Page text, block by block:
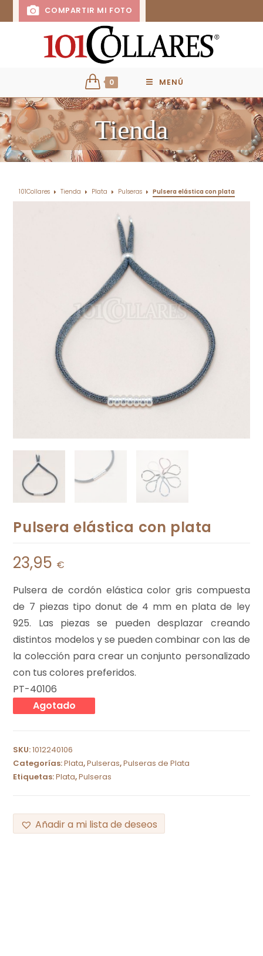
COMPARTIR MI FOTO
0 MENÚ
Tienda
101Collares Tienda Plata Pulseras Pulsera elástica con plata
Pulsera elástica con plata
23,95 €
Pulsera de cordón elástica color gris compuesta
de 7 piezas tipo donut de 4 mm en plata de ley
925. Las piezas se pueden desplazar creando
distintos modelos y se pueden combinar con las de
la colección para crear un conjunto personalizado
con tus colores preferidos.
PT-40106
Agotado
SKU:1012240106
Categorías:Plata,Pulseras,Pulseras de Plata
Etiquetas:Plata,Pulseras
Añadir a mi lista de deseos